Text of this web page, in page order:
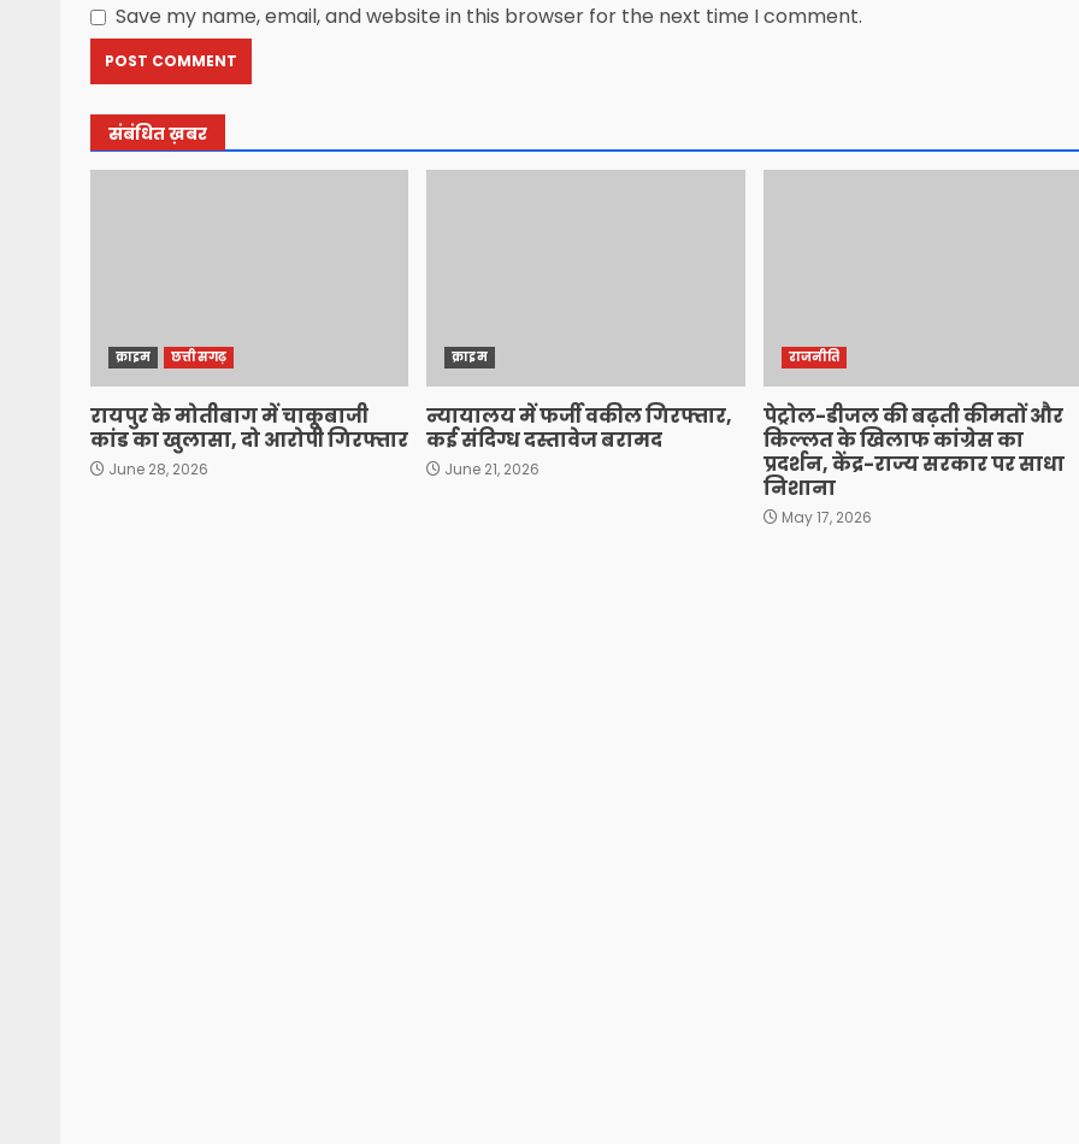
Save my name, email, and website in this browser for the next time I comment.
संबंधित ख़बर
क्राइम छत्तीसगढ़
रायपुर के मोतीबाग में चाकूबाजी
कांड का खुलासा, दो आरोपी गिरफ्तार
June 28, 2026
क्राइम
न्यायालय में फर्जी वकील गिरफ्तार,
कई संदिग्ध दस्तावेज बरामद
June 21, 2026
राजनीति
पेट्रोल-डीजल की बढ़ती कीमतों और
किल्लत के खिलाफ कांग्रेस का
प्रदर्शन, केंद्र-राज्य सरकार पर साधा
निशाना
May 17, 2026